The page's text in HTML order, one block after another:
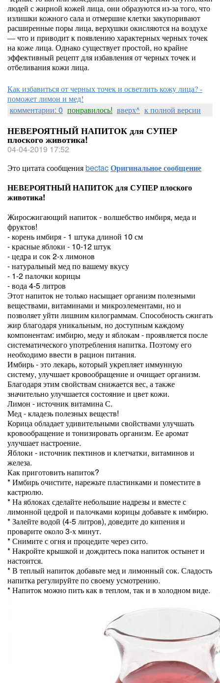
людей с жирной кожей лица, они образуются из-за того, что
излишки кожного сала и отмершие клетки закупоривают
расширенные поры лица, верхушки окисляются на воздухе
— что и приводит к появлению характерных черных точек
на коже лица. Однако существует простой, но крайне
эффективный рецепт для избавления от черных точек и
отбеливания кожи лица.
Как избавиться от черных точек и осветлить кожу лица? -
поможет лимон и мед!
комментарии: 0 понравилось! вверх^ к полной версии
НЕВЕРОЯТНЫЙ НАПИТОК для СУПЕР
плоского животика!
04-04-2019 17:52
Это цитата сообщенияbectacОригинальное сообщение
НЕВЕРОЯТНЫЙ НАПИТОК для СУПЕР плоского
животика!
Жиросжигающий напиток - волшебство имбиря, меда и
фруктов!
- корень имбиря - 1 штука длиной 10 см
- красные яблоки - 10-12 штук
- цедра и сок 2-х лимонов
- натуральный мед по вашему вкусу
- 1-2 палочки корицы
- вода 4-5 литров
Этот напиток не только насыщает организм полезными
веществами, витаминами и микроэлементами, но и
позволяет уйти лишним килограммам. Способность сжигать
жир благодаря уникальным, но доступным каждому
компонентам: имбирю, меду и яблокам - проявляется после
систематического употребления напитка. Поэтому его
необходимо ввести в рацион питания.
Имбирь - это лекарь, который укрепляет иммунную
систему, улучшает кровообращение и очищает организм.
Благодаря этим свойствам снижается вес, а также
значительно улучшается состояние и цвет кожи.
Лимон - источник витамина С.
Мед - кладезь полезных веществ!
Корица обладает удивительными свойствами улучшать
кровообращение и тонизировать организм. Ее аромат
улучшает настроение.
Яблоки - источник пектинов и клетчатки, витаминов и
железа.
Как приготовить напиток?
* Имбирь очистите, нарежьте пластинками и поместите в
кастрюлю.
* На яблоках сделайте небольшие надрезы и вместе с
лимонной цедрой и палочками корицы добавьте к имбирю.
* Залейте водой (4-5 литров), доведите до кипения и
проварите около 3-х минут.
* Снимите с огня и процедите через сито.
* Накройте крышкой и дождитесь пока напиток остынет и
настоится.
* В теплый напиток добавьте мед и лимонный сок. Сладость
напитка регулируйте по своему усмотрению.
* Напиток можно пить как в теплом, так и в холодном виде.